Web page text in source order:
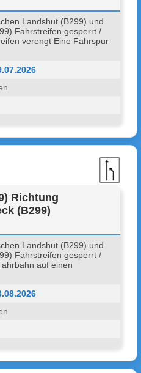
Landshut (B299) und
Fahrstreifen gesperrt /
verengt Eine Fahrspur
Richtung
(B299)
Landshut (B299) und
Fahrstreifen gesperrt /
auf einen